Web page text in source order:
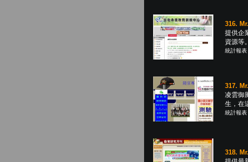
316. Mr.
提供企
資源等
統計報表
317. Mr.
凌雲御
生，在
統計報表
318. Mr.